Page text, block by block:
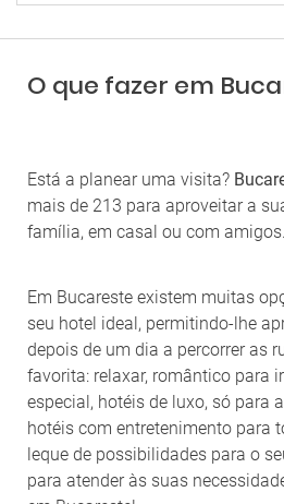
O que fazer em
Está a planear uma visita?
mais de 213 para aproveitar a
família, em casal ou com amigos.
Em Bucareste existem muitas
seu hotel ideal, permitindo-lhe
depois de um dia a percorrer as
favorita: relaxar, romântico para
especial, hotéis de luxo, só para
hotéis com entretenimento para
leque de possibilidades para o
para atender às suas